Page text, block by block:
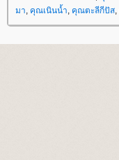
มา, คุณเนินน้ำ, คุณตะลีกีปัส,